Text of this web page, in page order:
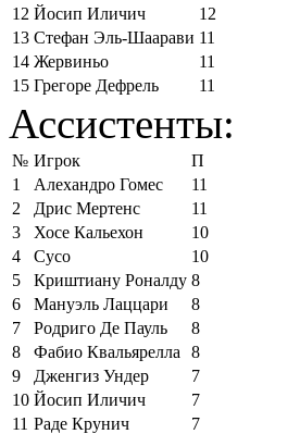
12 Йосип Иличич
12
13 Стефан Эль-Шаарави 11
14 Жервиньо
11
15 Грегоре Дефрель 11
Ассистенты:
№ Игрок
П
1
Алехандро Гомес
11
2
Дрис Мертенс
11
3
Хосе Кальехон
10
4
Сусо
10
5
Криштиану Роналду 8
6
Мануэль Лаццари
8
7
Родриго Де Пауль
8
8
Фабио Квальярелла
8
9
Дженгиз Ундер
7
10 Йосип Иличич
7
11 Раде Крунич
7